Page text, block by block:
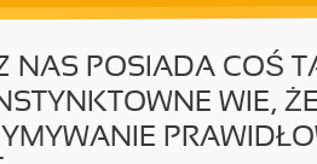
NAS POSIADA COŚ
WIE, ŻE